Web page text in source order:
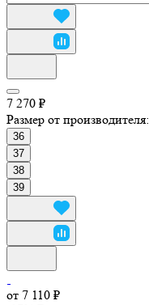
7 270 ₽
Размер от производителя:
36
37
38
39
от 7 110 ₽